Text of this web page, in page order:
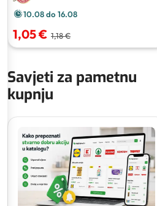
10.08 do 16.08
1,05 € 1,18 €
Savjeti za pametnu
kupnju